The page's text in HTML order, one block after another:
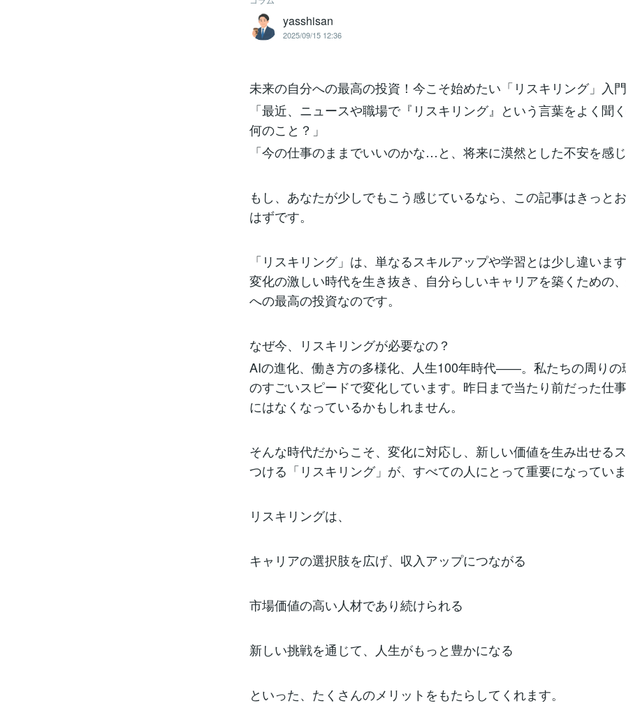
yasshisan
2025/09/15 12:36
未来の自分への最高の投資！今こそ始めたい「リスキリング」入門
「最近、ニュースや職場で『リスキリング』という言葉をよく聞
何のこと？」
「今の仕事のままでいいのかな…と、将来に漠然とした不安を感
もし、あなたが少しでもこう感じているなら、この記事はきっと
はずです。
「リスキリング」は、単なるスキルアップや学習とは少し違います
変化の激しい時代を生き抜き、自分らしいキャリアを築くための
への最高の投資なのです。
なぜ今、リスキリングが必要なの？
AIの進化、働き方の多様化、人生100年時代――。私たちの周りの
のすごいスピードで変化しています。昨日まで当たり前だった仕
にはなくなっているかもしれません。
そんな時代だからこそ、変化に対応し、新しい価値を生み出せる
つける「リスキリング」が、すべての人にとって重要になっていま
リスキリングは、
キャリアの選択肢を広げ、収入アップにつながる
市場価値の高い人材であり続けられる
新しい挑戦を通じて、人生がもっと豊かになる
といった、たくさんのメリットをもたらしてくれます。